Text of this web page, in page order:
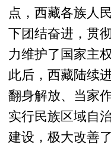
点，西藏各族人
下团结奋进，贯
力维护了国家主
此后，西藏陆续
翻身解放、当家
实行民族区域自
建设，极大改善